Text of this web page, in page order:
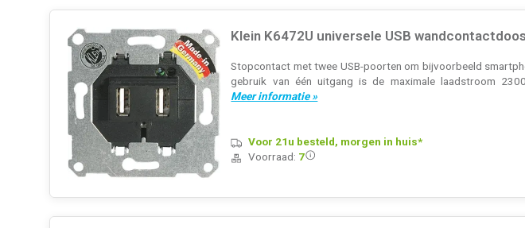
Klein K6472U universele USB
Stopcontact met twee USB-poorten om bijvoorbeeld
gebruik van één uitgang is de maximale laadstroom
Meer informatie »
Voor 21u besteld, morgen in huis*
Voorraad: 7